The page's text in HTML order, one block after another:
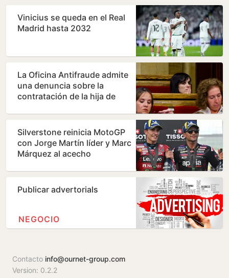
Vinicius se queda en el Real
Madrid hasta 2032
La Oficina Antifraude admite
una denuncia sobre la
contratación de la hija de
Silverstone reinicia MotoGP
con Jorge Martín líder y Marc
Márquez al acecho
Publicar advertorials
NEGOCIO
Contacto info@ournet-group.com
Version: 0.2.2